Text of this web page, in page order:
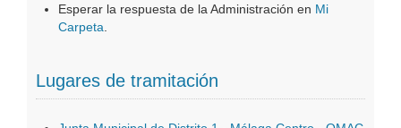
Esperar la respuesta de la Administración en Mi
Carpeta.
Lugares de tramitación